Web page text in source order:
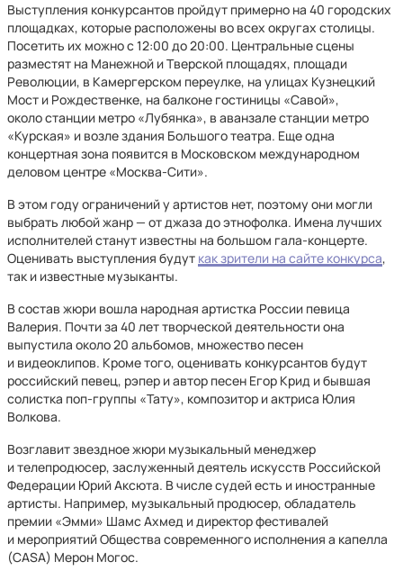
Выступления конкурсантов пройдут примерно на 40 городских
площадках, которые расположены во всех округах столицы.
Посетить их можно с 12:00 до 20:00. Центральные сцены
разместят на Манежной и Тверской площадях, площади
Революции, в Камергерском переулке, на улицах Кузнецкий
Мост и Рождественке, на балконе гостиницы «Савой»,
около станции метро «Лубянка», в аванзале станции метро
«Курская» и возле здания Большого театра. Еще одна
концертная зона появится в Московском международном
деловом центре «Москва-Сити».
В этом году ограничений у артистов нет, поэтому они могли
выбрать любой жанр — от джаза до этнофолка. Имена лучших
исполнителей станут известны на большом гала-концерте.
Оценивать выступления будут как зрители на сайте конкурса,
так и известные музыканты.
В состав жюри вошла народная артистка России певица
Валерия. Почти за 40 лет творческой деятельности она
выпустила около 20 альбомов, множество песен
и видеоклипов. Кроме того, оценивать конкурсантов будут
российский певец, рэпер и автор песен Егор Крид и бывшая
солистка поп-группы «Тату», композитор и актриса Юлия
Волкова.
Возглавит звездное жюри музыкальный менеджер
и телепродюсер, заслуженный деятель искусств Российской
Федерации Юрий Аксюта. В числе судей есть и иностранные
артисты. Например, музыкальный продюсер, обладатель
премии «Эмми» Шамс Ахмед и директор фестивалей
и мероприятий Общества современного исполнения а капелла
(CASA) Мерон Могос.